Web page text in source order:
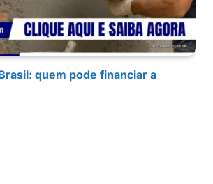
quem pode financiar a